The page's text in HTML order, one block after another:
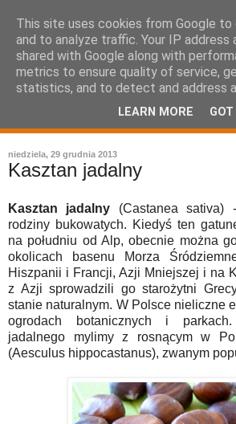
leksykon sztuki kulinarnej
niedziela, 29 grudnia 2013
Kasztan jadalny
Kasztan jadalny (Castanea sativa)
rodziny bukowatych. Kiedyś ten
na południu od Alp, obecnie można
okolicach basenu Morza
Hiszpanii i Francji, Azji Mniejszej i na
z Azji sprowadzili go starożytni
stanie naturalnym. W Polsce nieliczne
ogrodach botanicznych i
jadalnego mylimy z rosnącym w
(Aesculus hippocastanus), zwanym
This site uses cookies from Google
and to analyze traffic. Your IP address
shared with Google along with
metrics to ensure quality of service,
statistics, and to detect and address
LEARN MORE